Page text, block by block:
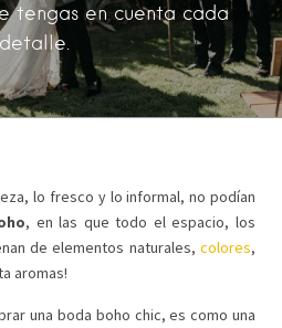
tengas en cuenta cada
detalle.
lo fresco y lo informal, no podían
, en las que todo el espacio, los
de elementos naturales, colores,
aromas!
una boda boho chic, es como una